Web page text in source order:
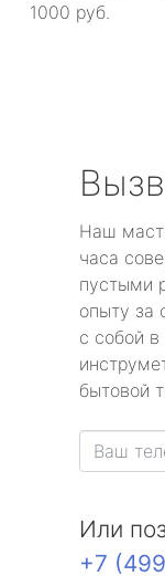
1000 руб.
Наш
часа
пустыми
опыту за
с собой
бытовой
Или
+7